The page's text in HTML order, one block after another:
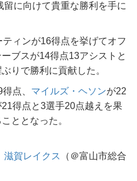
に向けて貴重な勝利を手に
ィンが16得点を挙げてオフ
ブスが14得点13アシストと
りで勝利に貢献した。
点、 マイルズ・ヘソンが22
21得点と3選手20点越えを果
ととなった。
滋賀レイクス
（＠富山市総合